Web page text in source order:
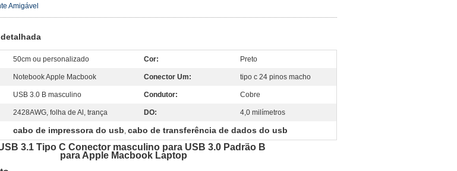
Amigável
50cm ou personalizado Cor: Preto
Notebook Apple Macbook Conector Um: tipo c 24 pinos macho
USB 3.0 B masculino Condutor: Cobre
2428AWG, folha de Al, trança DO: 4,0 milímetros
cabo de impressora do usb, cabo de transferência de dados do usb
3.1 Tipo C Conector masculino para USB 3.0 Padrão B
para Apple Macbook Laptop